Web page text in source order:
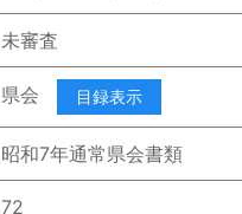
未審査
県会 目録表示
昭和7年通常県会書類
72